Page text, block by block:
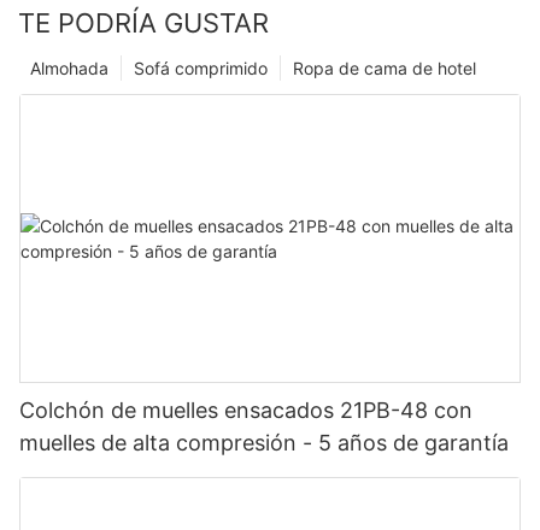
TE PODRÍA GUSTAR
Ropa de cama de hotel
Sofá comprimido
Almohada
Colchón de muelles ensacados 21PB-48 con
muelles de alta compresión - 5 años de garantía